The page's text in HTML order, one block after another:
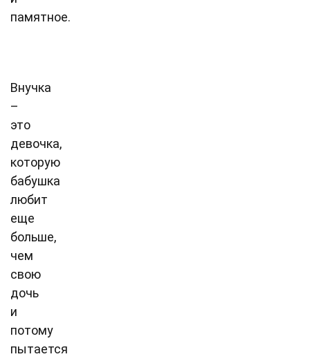
памятное.
Внучка
–
это
девочка,
которую
бабушка
любит
еще
больше,
чем
свою
дочь
и
потому
пытается